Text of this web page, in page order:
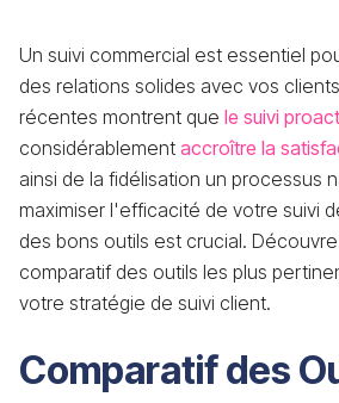
Un suivi commercial est essentiel
des relations solides avec vos
récentes montrent que le suivi
considérablement accroître la
ainsi de la fidélisation un processus
maximiser l'efficacité de votre suivi
des bons outils est crucial.
comparatif des outils les plus
votre stratégie de suivi client.
Comparatif des